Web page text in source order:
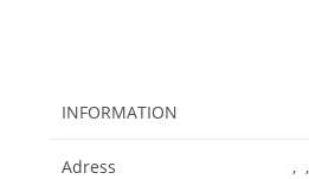
INFORMATION
Adress ,